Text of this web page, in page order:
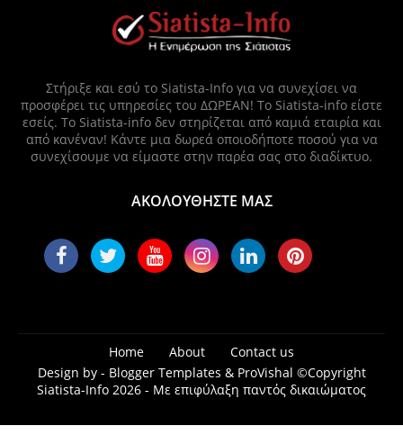
Στήριξε και εσύ το Siatista-Info για να συνεχίσει να
προσφέρει τις υπηρεσίες του ΔΩΡΕΑΝ! Το Siatista-info είστε
εσείς. Το Siatista-info δεν στηρίζεται από καμιά εταιρία και
από κανέναν! Κάντε μια δωρεά οποιοδήποτε ποσού για να
συνεχίσουμε να είμαστε στην παρέα σας στο διαδίκτυο.
ΑΚΟΛΟΥΘΗΣΤΕ ΜΑΣ
Home About
Contact us
Design by - Blogger Templates & ProVishal ©Copyright
Siatista-Info 2026 - Με επιφύλαξη παντός δικαιώματος